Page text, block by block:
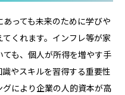
あっても未来のために学びや
くれます。インフレ等が家
も、個人が所得を増やす手
やスキルを習得する重要性
により企業の人的資本が高